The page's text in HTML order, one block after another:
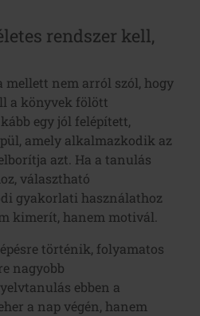
rendszer kell,
nem arról szól, hogy
a könyvek fölött
egy jól felépített,
amely alkalmazkodik az
azt. Ha a tanulás
választható
gyakorlati használathoz
kimerít, hanem motivál.
történik, folyamatos
nagyobb
ebben a
a nap végén, hanem